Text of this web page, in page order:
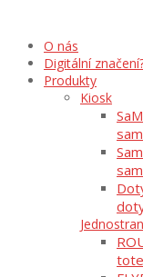
O nás
Digitální
Produkty
Kiosk